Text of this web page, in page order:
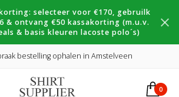
selecteer voor €170, gebruilk
& ontvang €50 kassakorting (m.u.v.
& basis kleuren lacoste polo´s)
bestelling ophalen in Amstelveen
0